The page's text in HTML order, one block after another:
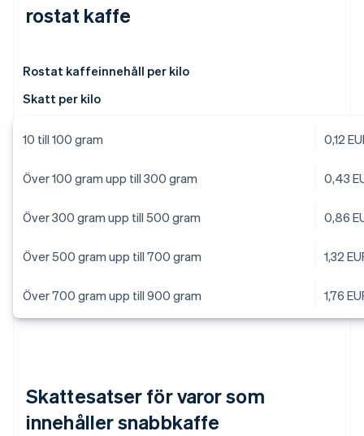
rostat kaffe
Rostat kaffeinnehåll per kilo
Skatt per kilo
10 till 100 gram 0,12
Över 100 gram upp till 300 gram 0,43
Över 300 gram upp till 500 gram 0,86
Över 500 gram upp till 700 gram 1,32
Över 700 gram upp till 900 gram 1,76
Skattesatser för varor som
innehåller snabbkaffe